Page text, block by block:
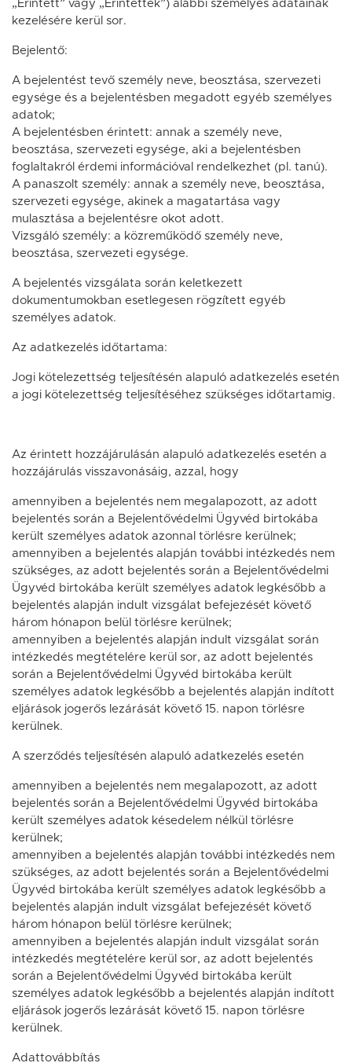
„Érintett” vagy „Érintettek”) alábbi személyes adatainak
kezelésére kerül sor.
Bejelentő:
A bejelentést tevő személy neve, beosztása, szervezeti
egysége és a bejelentésben megadott egyéb személyes
adatok;
A bejelentésben érintett: annak a személy neve,
beosztása, szervezeti egysége, aki a bejelentésben
foglaltakról érdemi információval rendelkezhet (pl. tanú).
A panaszolt személy: annak a személy neve, beosztása,
szervezeti egysége, akinek a magatartása vagy
mulasztása a bejelentésre okot adott.
Vizsgáló személy: a közreműködő személy neve,
beosztása, szervezeti egysége.
A bejelentés vizsgálata során keletkezett
dokumentumokban esetlegesen rögzített egyéb
személyes adatok.
Az adatkezelés időtartama:
Jogi kötelezettség teljesítésén alapuló adatkezelés esetén
a jogi kötelezettség teljesítéséhez szükséges időtartamig.
Az érintett hozzájárulásán alapuló adatkezelés esetén a
hozzájárulás visszavonásáig, azzal, hogy
amennyiben a bejelentés nem megalapozott, az adott
bejelentés során a Bejelentővédelmi Ügyvéd birtokába
került személyes adatok azonnal törlésre kerülnek;
amennyiben a bejelentés alapján további intézkedés nem
szükséges, az adott bejelentés során a Bejelentővédelmi
Ügyvéd birtokába került személyes adatok legkésőbb a
bejelentés alapján indult vizsgálat befejezését követő
három hónapon belül törlésre kerülnek;
amennyiben a bejelentés alapján indult vizsgálat során
intézkedés megtételére kerül sor, az adott bejelentés
során a Bejelentővédelmi Ügyvéd birtokába került
személyes adatok legkésőbb a bejelentés alapján indított
eljárások jogerős lezárását követő 15. napon törlésre
kerülnek.
A szerződés teljesítésén alapuló adatkezelés esetén
amennyiben a bejelentés nem megalapozott, az adott
bejelentés során a Bejelentővédelmi Ügyvéd birtokába
került személyes adatok késedelem nélkül törlésre
kerülnek;
amennyiben a bejelentés alapján további intézkedés nem
szükséges, az adott bejelentés során a Bejelentővédelmi
Ügyvéd birtokába került személyes adatok legkésőbb a
bejelentés alapján indult vizsgálat befejezését követő
három hónapon belül törlésre kerülnek;
amennyiben a bejelentés alapján indult vizsgálat során
intézkedés megtételére kerül sor, az adott bejelentés
során a Bejelentővédelmi Ügyvéd birtokába került
személyes adatok legkésőbb a bejelentés alapján indított
eljárások jogerős lezárását követő 15. napon törlésre
kerülnek.
Adattovábbítás